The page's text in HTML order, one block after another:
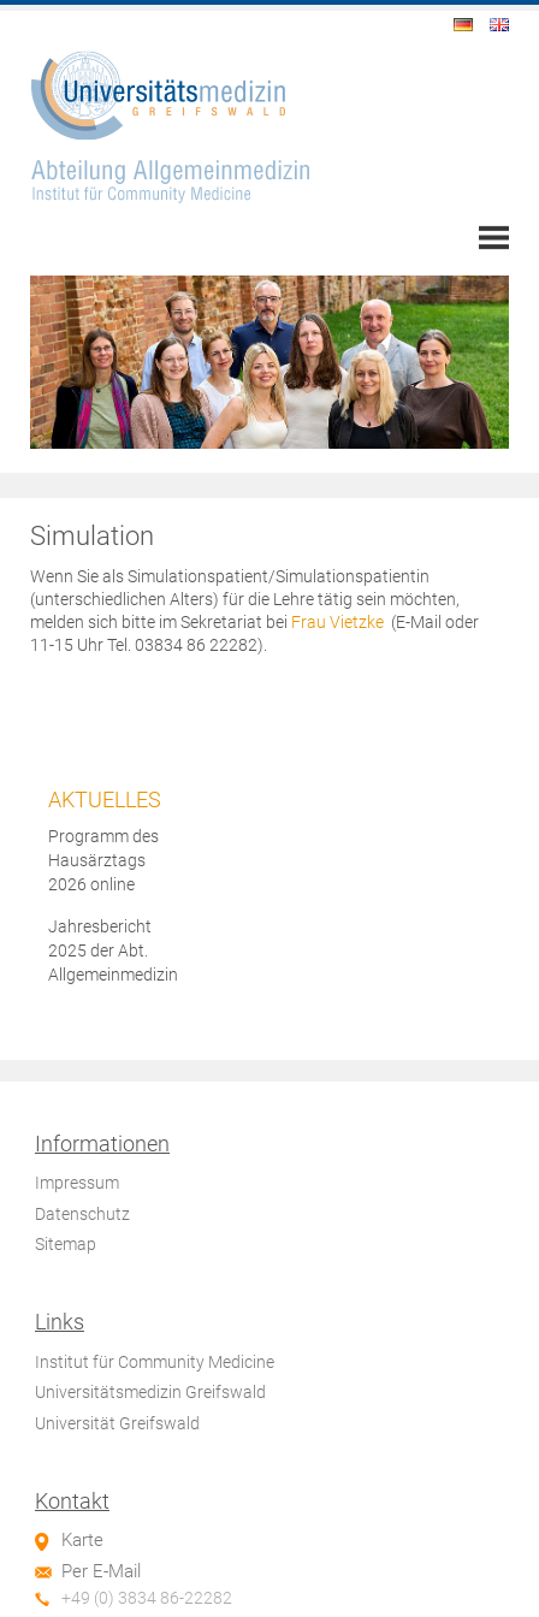
Simulation
Wenn Sie als Simulationspatient/Simulationspatientin
(unterschiedlichen Alters) für die Lehre tätig sein möchten,
melden sich bitte im Sekretariat bei Frau Vietzke (E-Mail oder
11-15 Uhr Tel. 03834 86 22282).
AKTUELLES
Programm des
Hausärztags
2026 online
Jahresbericht
2025 der Abt.
Allgemeinmedizin
Informationen
Impressum
Datenschutz
Sitemap
Links
Institut für Community Medicine
Universitätsmedizin Greifswald
Universität Greifswald
Kontakt
Karte
Per E-Mail
+49 (0) 3834 86-22282